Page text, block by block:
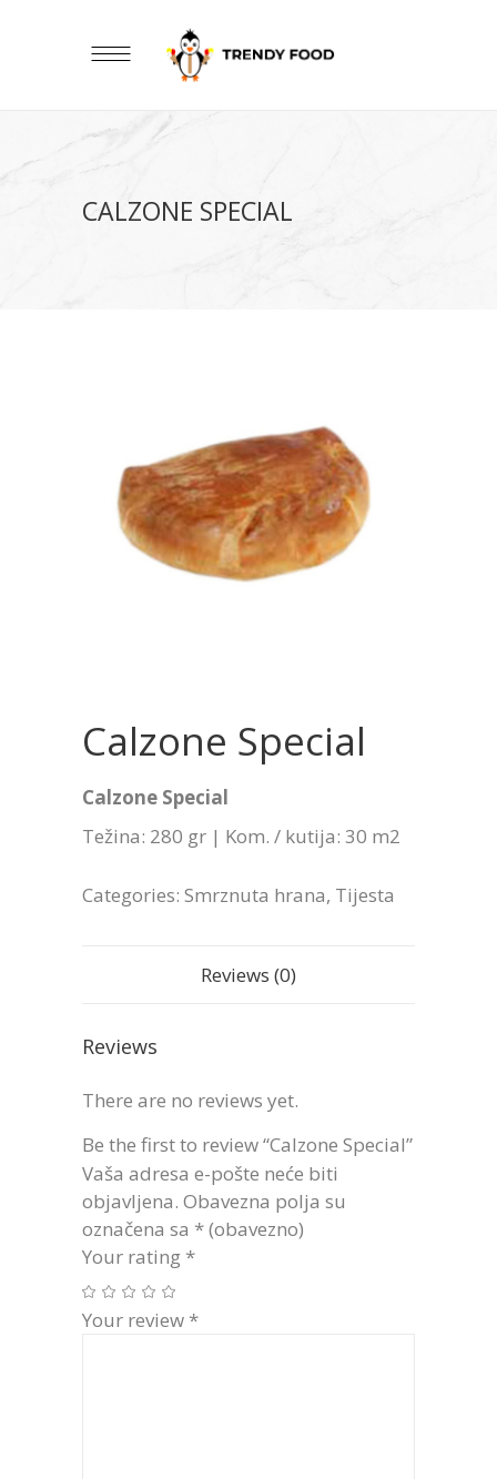
CALZONE SPECIAL
Calzone Special
Calzone Special
Težina: 280 gr | Kom. / kutija: 30 m2
Categories: Smrznuta hrana, Tijesta
Reviews (0)
Reviews
There are no reviews yet.
Be the first to review “Calzone Special”
Vaša adresa e-pošte neće biti
objavljena. Obavezna polja su
označena sa * (obavezno)
Your rating *
Your review *